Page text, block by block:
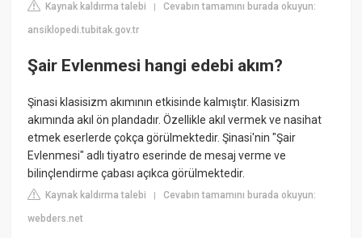
Kaynak kaldırma talebi |Cevabın tamamını burada okuyun:
ansiklopedi.tubitak.gov.tr
Şair Evlenmesi hangi edebi akım?
Şinasi klasisizm akımının etkisinde kalmıştır. Klasisizm
akımında akıl ön plandadır. Özellikle akıl vermek ve nasihat
etmek eserlerde çokça görülmektedir. Şinasi'nin "Şair
Evlenmesi" adlı tiyatro eserinde de mesaj verme ve
bilinçlendirme çabası açıkca görülmektedir.
Kaynak kaldırma talebi |Cevabın tamamını burada okuyun:
webders.net